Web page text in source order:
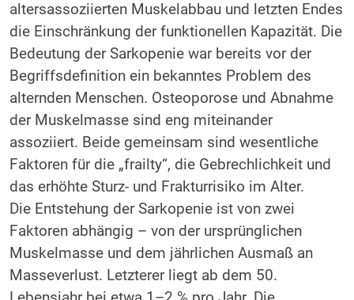
altersassoziierten Muskelabbau und letzten Endes
die Einschränkung der funktionellen Kapazität. Die
Bedeutung der Sarkopenie war bereits vor der
Begriffsdefinition ein bekanntes Problem des
alternden Menschen. Osteoporose und Abnahme
der Muskelmasse sind eng miteinander
assoziiert. Beide gemeinsam sind wesentliche
Faktoren für die „frailty“, die Gebrechlichkeit und
das erhöhte Sturz- und Frakturrisiko im Alter.
Die Entstehung der Sarkopenie ist von zwei
Faktoren abhängig – von der ursprünglichen
Muskelmasse und dem jährlichen Ausmaß an
Masseverlust. Letzterer liegt ab dem 50.